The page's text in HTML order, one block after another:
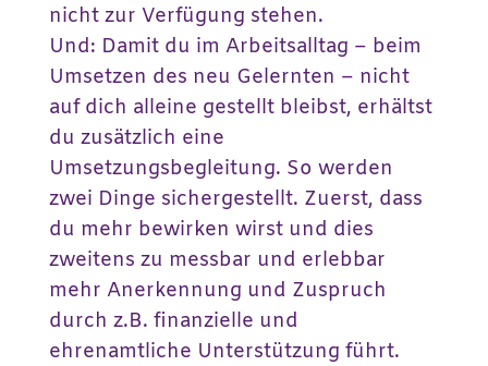
nicht zur Verfügung stehen.
Und: Damit du im Arbeitsalltag – beim
Umsetzen des neu Gelernten – nicht
auf dich alleine gestellt bleibst, erhältst
du zusätzlich eine
Umsetzungsbegleitung. So werden
zwei Dinge sichergestellt. Zuerst, dass
du mehr bewirken wirst und dies
zweitens zu messbar und erlebbar
mehr Anerkennung und Zuspruch
durch z.B. finanzielle und
ehrenamtliche Unterstützung führt.